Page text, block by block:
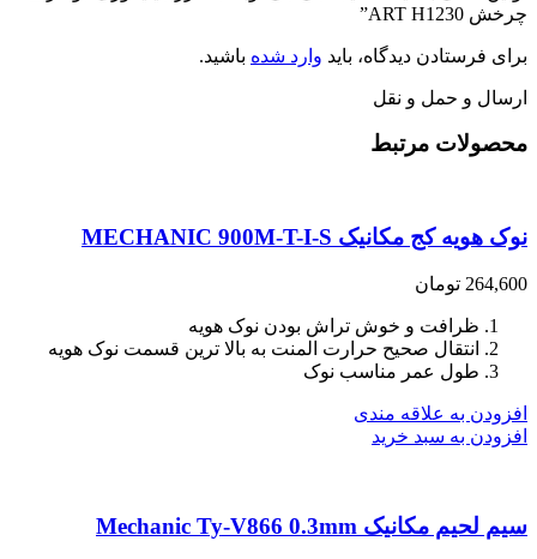
چرخش ART H1230”
برای فرستادن دیدگاه، باید وارد شده باشید.
ارسال و حمل و نقل
محصولات مرتبط
نوک هویه کج مکانیک MECHANIC 900M-T-I-S
264,600 تومان
ظرافت و خوش تراش بودن نوک هویه
انتقال صحیح حرارت المنت به بالا ترین قسمت نوک هویه
طول عمر مناسب نوک
افزودن به علاقه مندی
افزودن به سبد خرید
سیم لحیم مکانیک Mechanic Ty-V866 0.3mm